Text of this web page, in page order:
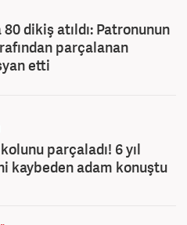
dikiş atıldı: Patronunun
parçalanan
etti
parçaladı! 6 yıl
kaybeden adam konuştu